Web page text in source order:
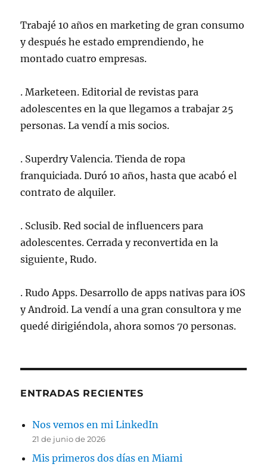
Trabajé 10 años en marketing de gran consumo
y después he estado emprendiendo, he
montado cuatro empresas.
. Marketeen. Editorial de revistas para
adolescentes en la que llegamos a trabajar 25
personas. La vendí a mis socios.
. Superdry Valencia. Tienda de ropa
franquiciada. Duró 10 años, hasta que acabó el
contrato de alquiler.
. Sclusib. Red social de influencers para
adolescentes. Cerrada y reconvertida en la
siguiente, Rudo.
. Rudo Apps. Desarrollo de apps nativas para iOS
y Android. La vendí a una gran consultora y me
quedé dirigiéndola, ahora somos 70 personas.
ENTRADAS RECIENTES
Nos vemos en mi LinkedIn
21 de junio de 2026
Mis primeros dos días en Miami